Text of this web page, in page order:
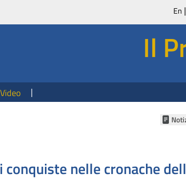
En
Il
nelle cronache